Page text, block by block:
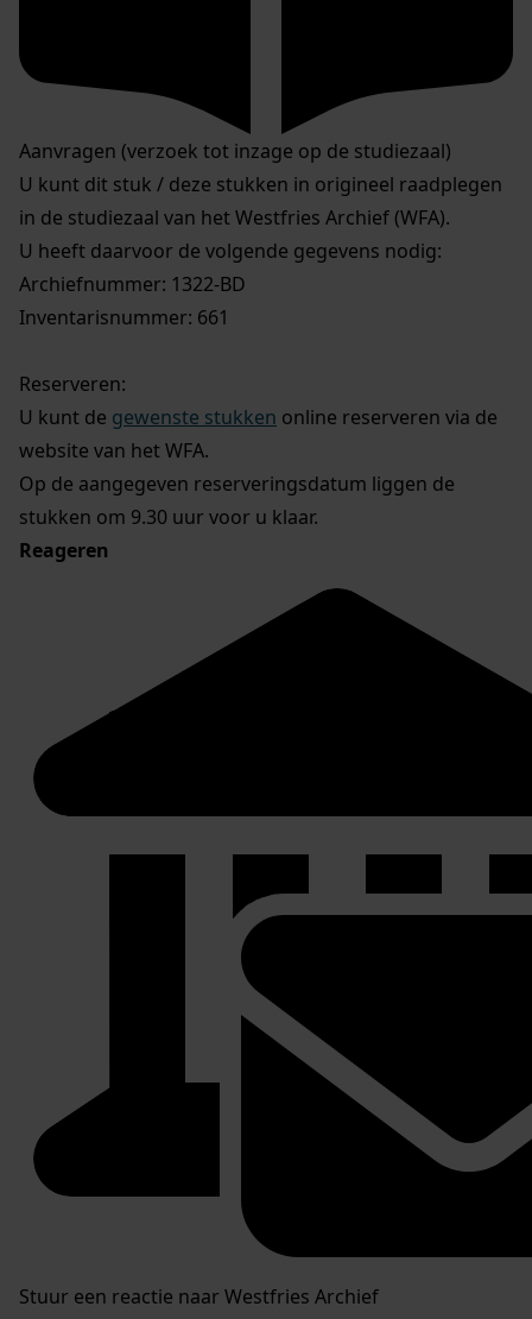
Aanvragen (verzoek tot inzage op de studiezaal)
U kunt dit stuk / deze stukken in origineel raadplegen
in de studiezaal van het Westfries Archief (WFA).
U heeft daarvoor de volgende gegevens nodig:
Archiefnummer: 1322-BD
Inventarisnummer: 661
Reserveren:
U kunt de gewenste stukken online reserveren via de
website van het WFA.
Op de aangegeven reserveringsdatum liggen de
stukken om 9.30 uur voor u klaar.
Reageren
Stuur een reactie naar Westfries Archief